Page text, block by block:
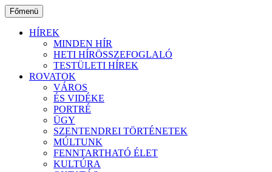
Ugrás
a
tartalomhoz
Főmenü
HÍREK
MINDEN HÍR
HETI HÍRÖSSZEFOGLALÓ
TESTÜLETI HÍREK
ROVATOK
VÁROS
ÉS VIDÉKE
PORTRÉ
ÜGY
SZENTENDREI TÖRTÉNETEK
MÚLTUNK
FENNTARTHATÓ ÉLET
KULTÚRA